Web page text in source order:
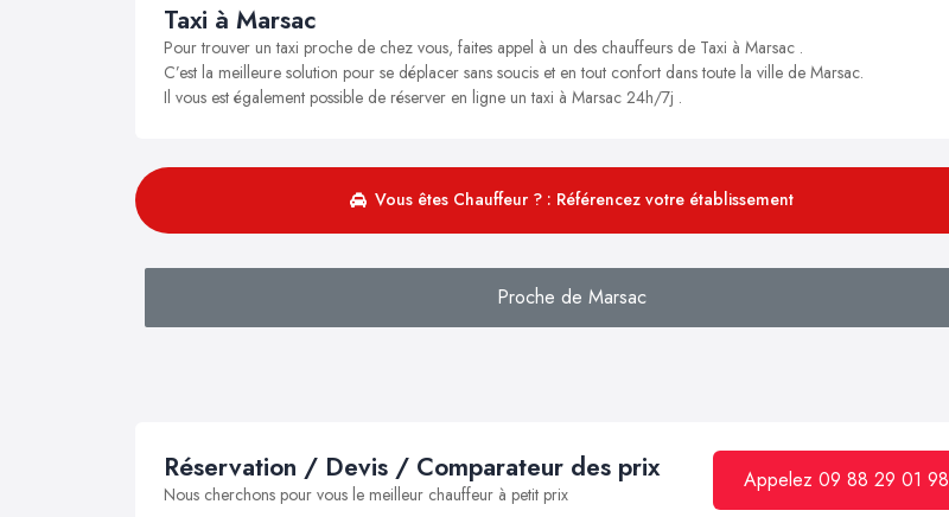
Taxi à Marsac
Pour trouver un taxi proche de chez vous, faites appel à un des chauffeurs de Taxi à Marsac .
C’est la meilleure solution pour se déplacer sans soucis et en tout confort dans toute la ville de Marsac.
Il vous est également possible de réserver en ligne un taxi à Marsac 24h/7j .
Vous êtes Chauffeur ? : Référencez votre établissement
Proche de Marsac
Réservation / Devis / Comparateur des prix
Nous cherchons pour vous le meilleur chauffeur à petit prix
Appelez 09 88 29 01 98